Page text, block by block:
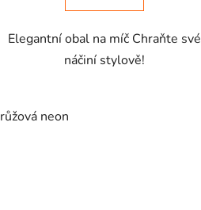
Elegantní obal na míč Chraňte své
náčiní stylově!
růžová neon